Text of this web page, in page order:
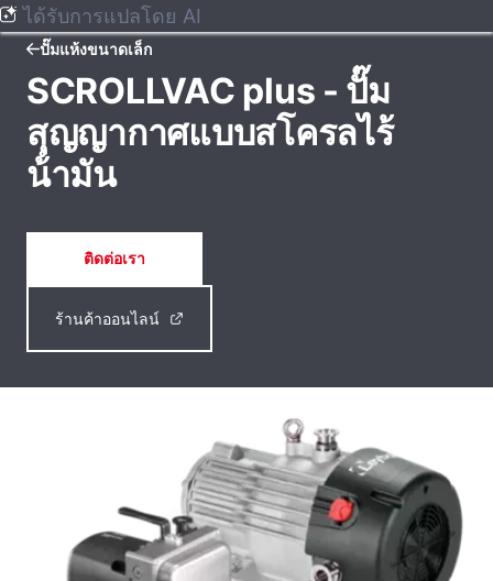
ได้รับการแปลโดย AI
ปั๊มแห้งขนาดเล็ก
SCROLLVAC plus - ปั๊ม
สุญญากาศแบบสโครลไร้
น้ํามัน
ติดต่อเรา
ร้านค้าออนไลน์